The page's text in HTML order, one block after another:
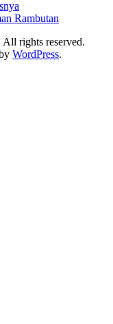
Rambutan
All rights reserved.
WordPress.